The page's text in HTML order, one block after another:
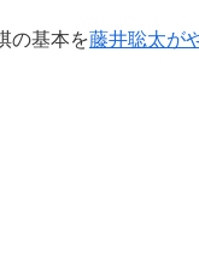
の基本を藤井聡太が